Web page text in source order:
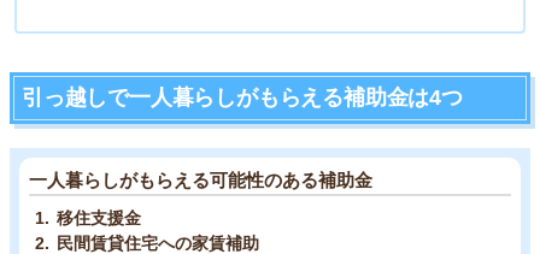
引っ越しで一人暮らしがもらえる補助金は4つ
一人暮らしがもらえる可能性のある補助金
移住支援金
民間賃貸住宅への家賃補助